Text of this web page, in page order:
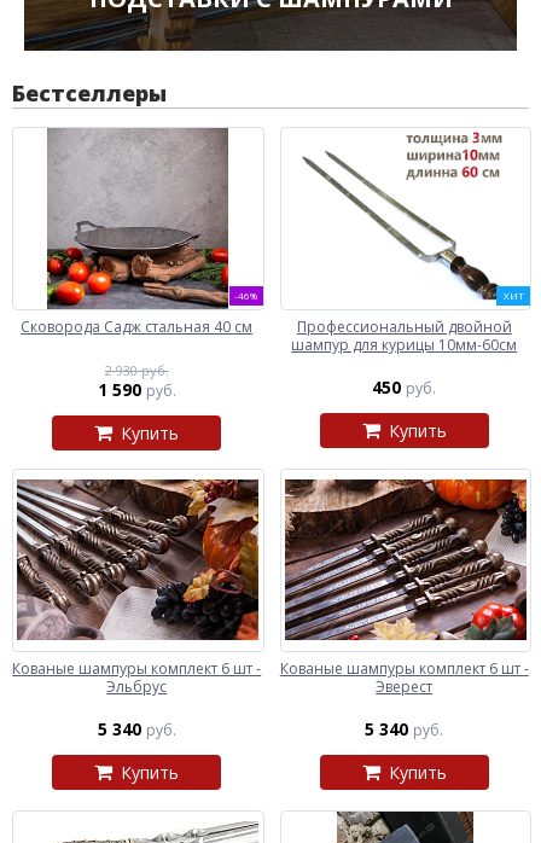
Бестселлеры
-46%
Сковорода Садж стальная 40 см
2 930 руб.
1 590 руб.
Купить
ХИТ
Профессиональный двойной
шампур для курицы 10мм-60см
450 руб.
Купить
Кованые шампуры комплект 6 шт -
Эльбрус
5 340 руб.
Купить
Кованые шампуры комплект 6 шт -
Эверест
5 340 руб.
Купить